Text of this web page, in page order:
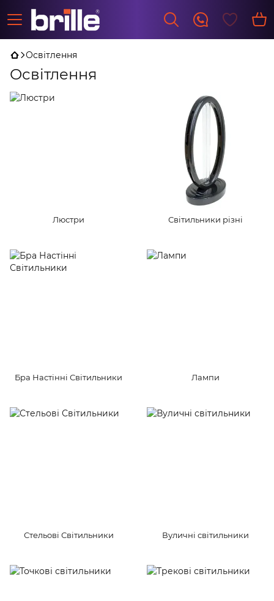
Освітлення
Освітлення
Люстри Світильники різні
Бра Настінні Світильники Лампи
Стельові Світильники Вуличні світильники